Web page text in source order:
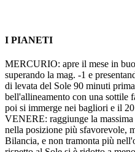
I PIANETI
MERCURIO: apre il mese in
superando la mag. -1 e
di levata del Sole 90 minuti
bell'allineamento con una sottile
poi si immerge nei bagliori e il
VENERE: raggiunge la
nella posizione più sfavorevole,
Bilancia, e non tramonta più